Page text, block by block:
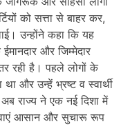
को सत्ता से बाहर कर,
उन्होंने कहा कि यह
और जिम्मेदार
रही है। पहले लोगों के
और उन्हें भ्रष्ट व स्वार्थी
राज्य ने एक नई दिशा में
आसान और सुचारू रूप